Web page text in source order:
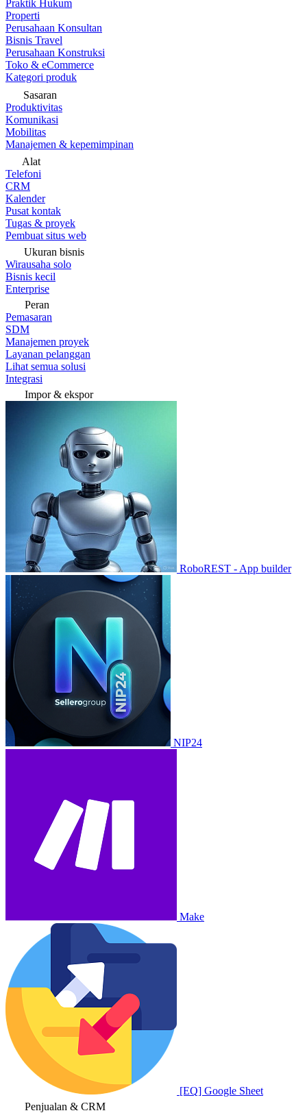
Praktik Hukum
Properti
Perusahaan Konsultan
Bisnis Travel
Perusahaan Konstruksi
Toko & eCommerce
Kategori produk
Sasaran
Produktivitas
Komunikasi
Mobilitas
Manajemen & kepemimpinan
Alat
Telefoni
CRM
Kalender
Pusat kontak
Tugas & proyek
Pembuat situs web
Ukuran bisnis
Wirausaha solo
Bisnis kecil
Enterprise
Peran
Pemasaran
SDM
Manajemen proyek
Layanan pelanggan
Lihat semua solusi
Integrasi
Impor & ekspor
RoboREST - App builder
NIP24
Make
[EQ] Google Sheet
Penjualan & CRM